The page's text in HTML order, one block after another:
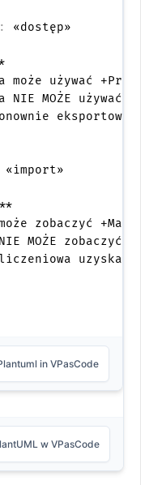
:
może używać
NIE MOŻE używać -
**
zobaczyć
MOŻE zobaczyć
in VPasCode
w VPasCode